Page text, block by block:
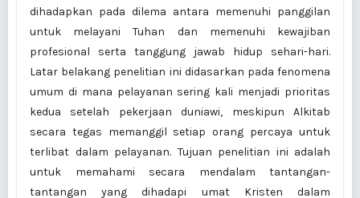
dihadapkan pada dilema antara memenuhi panggilan
untuk melayani Tuhan dan memenuhi kewajiban
profesional serta tanggung jawab hidup sehari-hari.
Latar belakang penelitian ini didasarkan pada fenomena
umum di mana pelayanan sering kali menjadi prioritas
kedua setelah pekerjaan duniawi, meskipun Alkitab
secara tegas memanggil setiap orang percaya untuk
terlibat dalam pelayanan. Tujuan penelitian ini adalah
untuk memahami secara mendalam tantangan-
tantangan yang dihadapi umat Kristen dalam